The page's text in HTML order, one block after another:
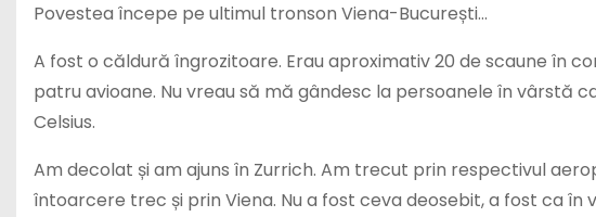
Povestea începe pe ultimul tronson Viena-București…
A fost o căldură îngrozitoare. Erau aproximativ 20 de scaune în
patru avioane. Nu vreau să mă gândesc la persoanele în vârstă
Celsius.
Am decolat și am ajuns în Zurrich. Am trecut prin respectivul
întoarcere trec și prin Viena. Nu a fost ceva deosebit, a fost ca